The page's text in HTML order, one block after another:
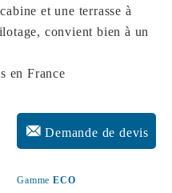
et une terrasse à
convient bien à un
en France
Demande de devis
GammeECO